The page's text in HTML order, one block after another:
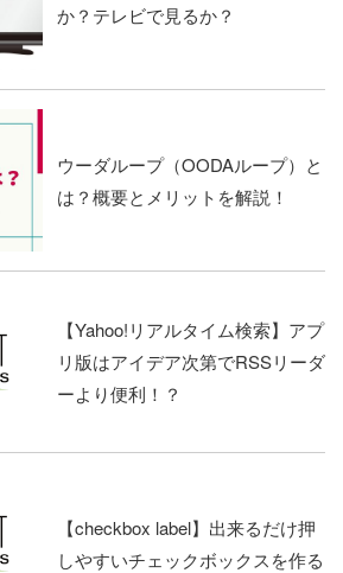
か？テレビで見るか？
ウーダループ（OODAループ）と
は？概要とメリットを解説！
【Yahoo!リアルタイム検索】アプ
リ版はアイデア次第でRSSリーダ
ーより便利！？
【checkbox label】出来るだけ押
しやすいチェックボックスを作る